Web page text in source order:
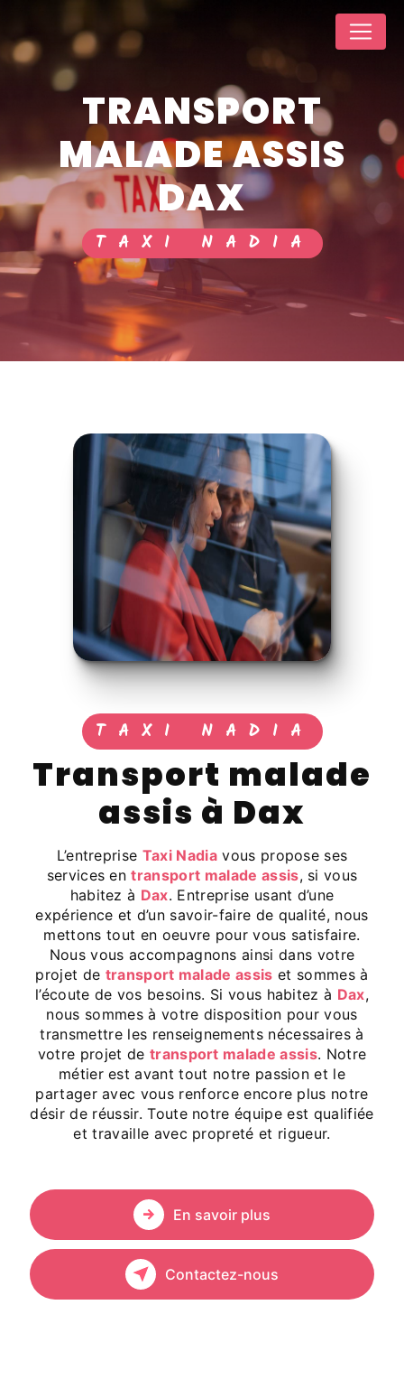
TRANSPORT
MALADE ASSIS
DAX
TAXI NADIA
TAXI NADIA
transport malade
assis à Dax
L’entreprise Taxi Nadiavous propose ses
services entransport malade assis, si vous
habitez à Dax. Entreprise usant d’une
expérience et d’un savoir-faire de qualité, nous
mettons tout en oeuvre pour vous satisfaire.
Nous vous accompagnons ainsi dans votre
projet de transport malade assis et sommes à
l’écoute de vos besoins. Si vous habitez à Dax,
nous sommes à votre disposition pour vous
transmettre les renseignements nécessaires à
votre projet de transport malade assis. Notre
métier est avant tout notre passion et le
partager avec vous renforce encore plus notre
désir de réussir. Toute notre équipe est qualifiée
et travaille avec propreté et rigueur.
En savoir plus
Contactez-nous